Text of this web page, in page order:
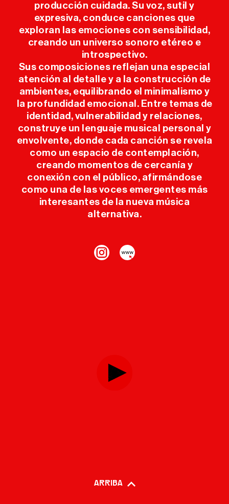
EDICIONES
ANTERIORES
INFO ÚTIL
PRENSA
SPONSORS
producción cuidada. Su voz, sutil y
expresiva, conduce canciones que
exploran las emociones con sensibilidad,
creando un universo sonoro etéreo e
introspectivo.
Sus composiciones reflejan una especial
atención al detalle y a la construcción de
ambientes, equilibrando el minimalismo y
la profundidad emocional. Entre temas de
identidad, vulnerabilidad y relaciones,
construye un lenguaje musical personal y
envolvente, donde cada canción se revela
como un espacio de contemplación,
creando momentos de cercanía y
conexión con el público, afirmándose
como una de las voces emergentes más
interesantes de la nueva música
alternativa.
ARRIBA